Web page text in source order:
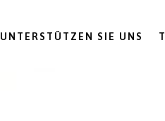
UNTERSTÜTZEN SIE UNS